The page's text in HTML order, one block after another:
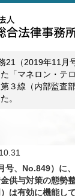
21（2019年11月
「マネロン・テ
３線（内部監査
。
号、No.849）に
供与対策の態勢
は有効に機能し